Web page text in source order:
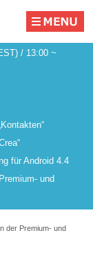
/ 13:00 ~
für Android 4.4
und
der Premium- und